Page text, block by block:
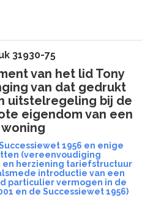
31930-75
van het lid Tony
van dat gedrukt
uitstelregeling bij de
eigendom van een
1956 en enige
(vereenvoudiging
herziening tariefstructuur
introductie van een
particulier vermogen in de
en de Successiewet 1956)